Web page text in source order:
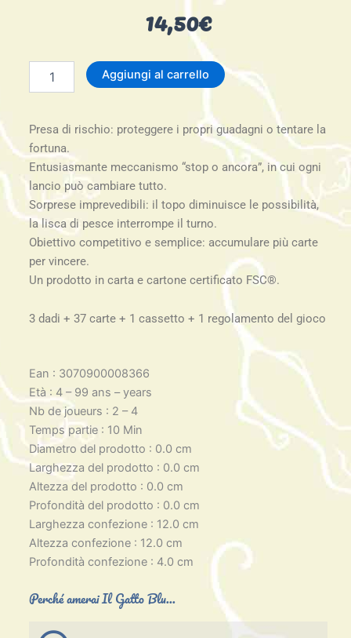
14,50€
cake
Aggiungi al carrello
Presa di rischio: proteggere i propri guadagni o tentare la
fortuna.
Entusiasmante meccanismo “stop o ancora”, in cui ogni
lancio può cambiare tutto.
Sorprese imprevedibili: il topo diminuisce le possibilità,
la lisca di pesce interrompe il turno.
Obiettivo competitivo e semplice: accumulare più carte
per vincere.
Un prodotto in carta e cartone certificato FSC®.
3 dadi + 37 carte + 1 cassetto + 1 regolamento del gioco
Ean : 3070900008366
Età : 4 – 99 ans – years
Nb de joueurs : 2 – 4
Temps partie : 10 Min
Diametro del prodotto : 0.0 cm
Larghezza del prodotto : 0.0 cm
Altezza del prodotto : 0.0 cm
Profondità del prodotto : 0.0 cm
Larghezza confezione : 12.0 cm
Altezza confezione : 12.0 cm
Profondità confezione : 4.0 cm
Perché amerai Il Gatto Blu...